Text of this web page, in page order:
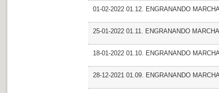
01-02-2022 01.12. ENGRANANDO
25-01-2022 01.11. ENGRANANDO
18-01-2022 01.10. ENGRANANDO
28-12-2021 01.09. ENGRANANDO